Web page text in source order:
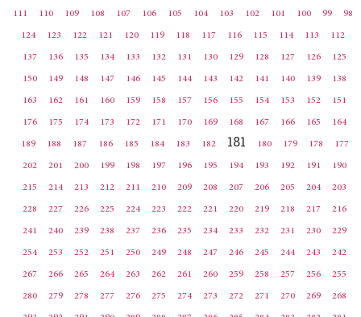
98
99
100
101
102
103
104
105
106
107
108
109
110
111
112
113
114
115
116
117
118
119
120
121
122
123
124
125
126
127
128
129
130
131
132
133
134
135
136
137
138
139
140
141
142
143
144
145
146
147
148
149
150
151
152
153
154
155
156
157
158
159
160
161
162
163
164
165
166
167
168
169
170
171
172
173
174
175
176
177
178
179
180
181
182
183
184
185
186
187
188
189
190
191
192
193
194
195
196
197
198
199
200
201
202
203
204
205
206
207
208
209
210
211
212
213
214
215
216
217
218
219
220
221
222
223
224
225
226
227
228
229
230
231
232
233
234
235
236
237
238
239
240
241
242
243
244
245
246
247
248
249
250
251
252
253
254
255
256
257
258
259
260
261
262
263
264
265
266
267
268
269
270
271
272
273
274
275
276
277
278
279
280